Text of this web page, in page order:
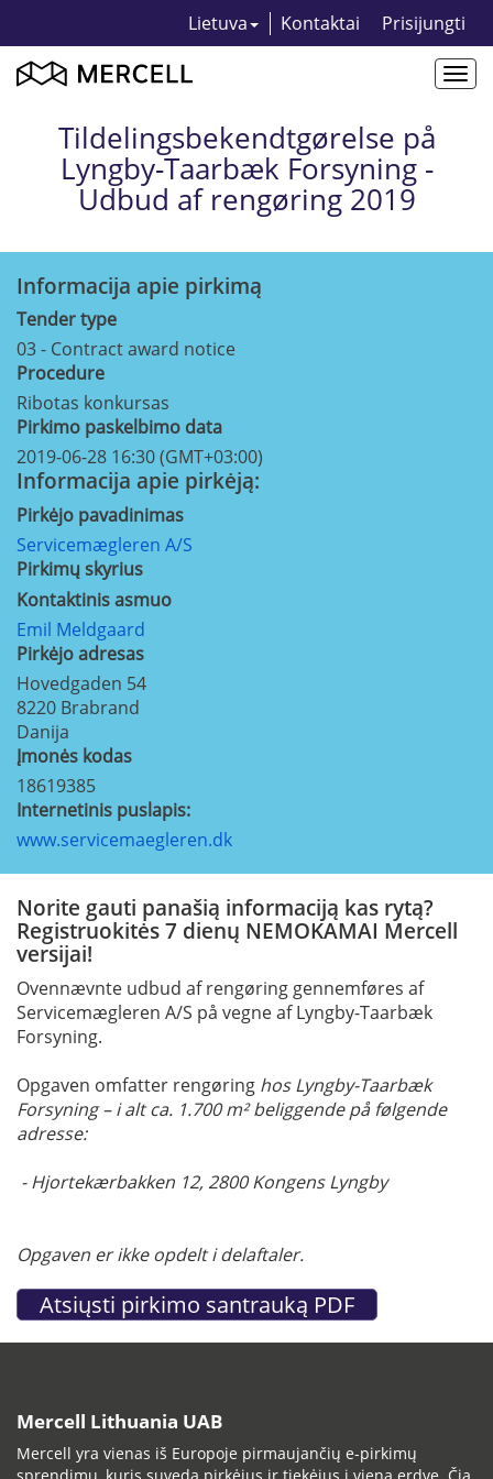
Lietuva Kontaktai Prisijungti
Tildelingsbekendtgørelse på
Lyngby-Taarbæk Forsyning -
Udbud af rengøring 2019
Informacija apie pirkimą
Tender type
03 - Contract award notice
Procedure
Ribotas konkursas
Pirkimo paskelbimo data
2019-06-28 16:30 (GMT+03:00)
Informacija apie pirkėją:
Pirkėjo pavadinimas
Servicemægleren A/S
Pirkimų skyrius
Kontaktinis asmuo
Emil Meldgaard
Pirkėjo adresas
Hovedgaden 54
8220 Brabrand
Danija
Įmonės kodas
18619385
Internetinis puslapis:
www.servicemaegleren.dk
Norite gauti panašią informaciją kas rytą?
Registruokitės 7 dienų NEMOKAMAI Mercell
versijai!
Ovennævnte udbud af rengøring gennemføres af
Servicemægleren A/S på vegne af Lyngby-Taarbæk
Forsyning.
Opgaven omfatter rengøring hos Lyngby-Taarbæk
Forsyning – i alt ca. 1.700 m² beliggende på følgende
adresse:
- Hjortekærbakken 12, 2800 Kongens Lyngby
Opgaven er ikke opdelt i delaftaler.
Mercell Lithuania UAB
Mercell yra vienas iš Europoje pirmaujančių e-pirkimų